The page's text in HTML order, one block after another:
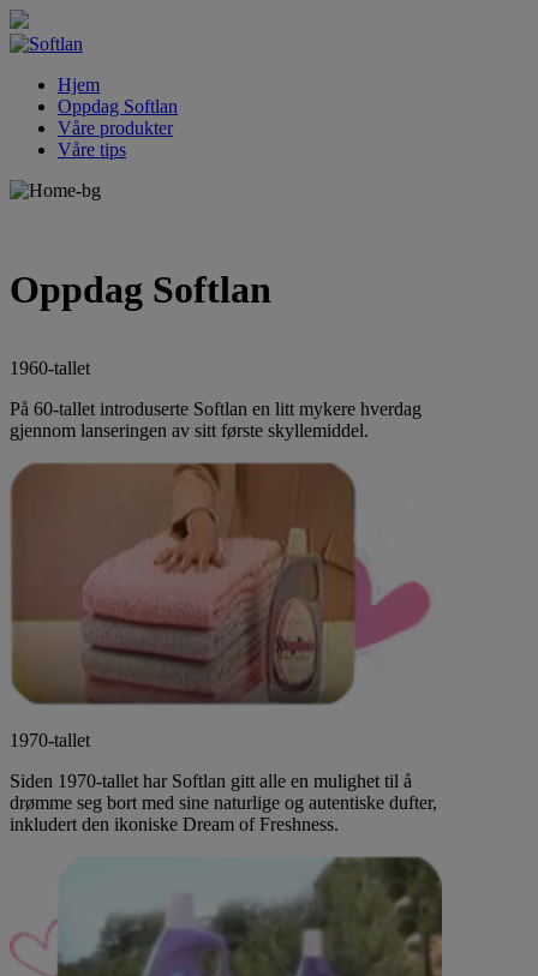
Hjem
Oppdag Softlan
Våre produkter
Våre tips
Oppdag Softlan
1960-tallet
På 60-tallet introduserte Softlan en litt mykere hverdag
gjennom lanseringen av sitt første skyllemiddel.
1970-tallet
Siden 1970-tallet har Softlan gitt alle en mulighet til å
drømme seg bort med sine naturlige og autentiske dufter,
inkludert den ikoniske Dream of Freshness.